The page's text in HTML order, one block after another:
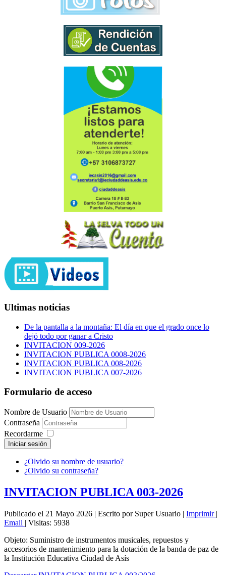
Ultimas noticias
De la pantalla a la montaña: El día en que el grado once lo
dejó todo por ganar a Cristo
INVITACION 009-2026
INVITACION PUBLICA 0008-2026
INVITACION PUBLICA 008-2026
INVITACION PUBLICA 007-2026
Formulario de acceso
Nombre de Usuario
Contraseña
Recordarme
Iniciar sesión
¿Olvido su nombre de usuario?
¿Olvido su contraseña?
INVITACION PUBLICA 003-2026
Publicado el 21 Mayo 2026 | Escrito por Super Usuario | Imprimir |
Email | Visitas: 5938
Objeto: Suministro de instrumentos musicales, repuestos y
accesorios de mantenimiento para la dotación de la banda de paz de
la Institución Educativa Ciudad de Asís